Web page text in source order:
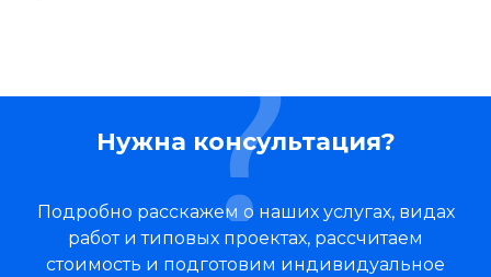
Нужна консультация?
Подробно расскажем о наших услугах, видах
работ и типовых проектах, рассчитаем
стоимость и подготовим индивидуальное